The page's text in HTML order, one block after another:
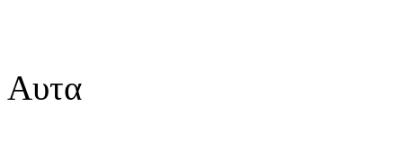
Αυτα